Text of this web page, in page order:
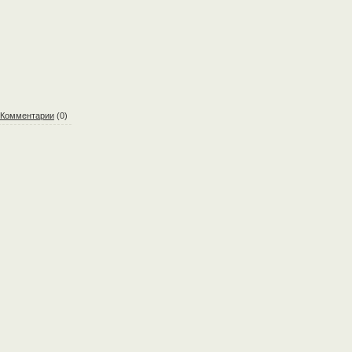
Комментарии (0)